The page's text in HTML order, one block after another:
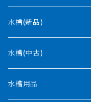
タンガニーカ
モケレンベンベ
デルヘッジ
ザイールグリーン
水槽(新品)
1200mm以下
1500mm
水槽(中古)
水槽用品